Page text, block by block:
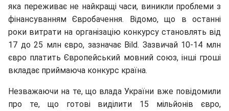
яка переживає не найкращі часи, виникли проблеми з
фінансуванням Євробачення. Відомо, що в останні
роки витрати на організацію конкурсу становлять від
17 до 25 млн євро, зазначає Bild. Зазвичай 10-14 млн
євро платить Європейський мовний союз, інші гроші
вкладає приймаюча конкурс країна.
Незважаючи на те, що влада України вже повідомили
про те, що готові виділити 15 мільйонів євро,